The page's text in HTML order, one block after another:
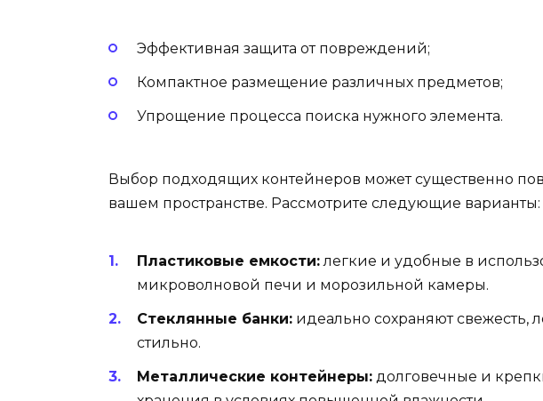
Эффективная защита от повреждений;
Компактное размещение различных предметов;
Упрощение процесса поиска нужного элемента.
Выбор подходящих контейнеров может существенно
вашем пространстве. Рассмотрите следующие варианты:
Пластиковые емкости:легкие и удобные в
микроволновой печи и морозильной камеры.
Стеклянные банки: идеально сохраняют свежесть,
стильно.
Металлические контейнеры: долговечные и